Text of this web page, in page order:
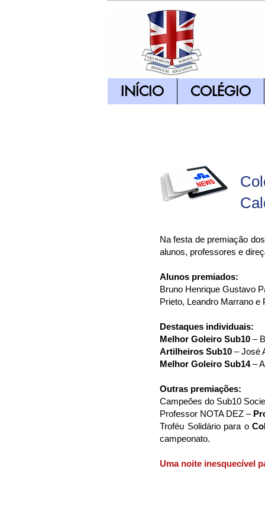
INÍCIO COLÉGIO
Na festa de premiação
alunos, professores e
Alunos premiados:
Bruno Henrique Gustavo
Prieto, Leandro Marrano e
Destaques individuais:
Melhor Goleiro Sub10 –
Artilheiros Sub10 – José
Melhor Goleiro Sub14–
Outras premiações:
Campeões do Sub10
Professor NOTA DEZ –
Troféu Solidário para o
campeonato.
Uma noite inesquecível